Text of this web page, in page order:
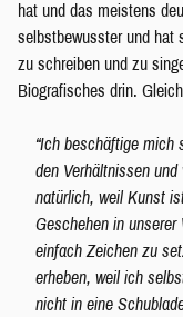
hat und das meistens
selbstbewusster und hat
zu schreiben und zu
Biografisches drin.
“Ich beschäftige mich
den Verhältnissen
natürlich, weil Kunst
Geschehen in
einfach Zeichen zu
erheben, weil ich
nicht in eine